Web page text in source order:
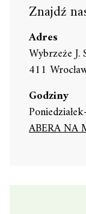
Znajdź
Adres
Wybrzeże
411
Godziny
ABERA NA